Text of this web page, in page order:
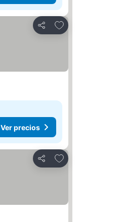
Compartir
Agregar a favoritos
Ver precios
Compartir
Agregar a favoritos